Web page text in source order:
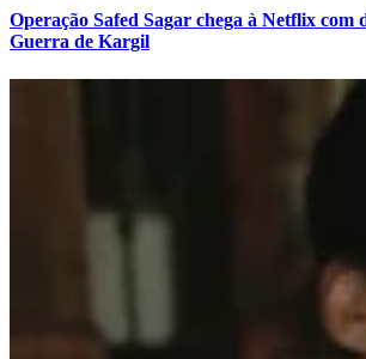
Operação Safed Sagar chega à Netflix com
Guerra de Kargil